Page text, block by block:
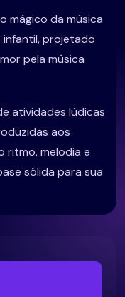
mágico da música
infantil, projetado
pela música
atividades lúdicas
aos
ritmo, melodia e
sólida para sua